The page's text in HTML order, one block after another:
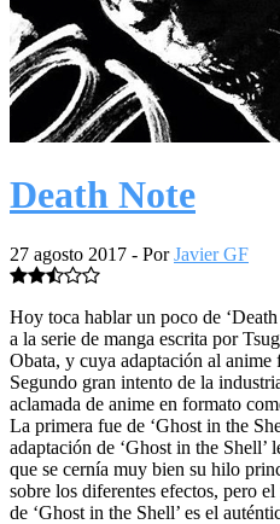
Death Note
27 agosto 2017 - PorJavier GF
Hoy toca hablar un poco de
a la serie de manga escrita por
Obata, y cuya adaptación al
Segundo gran intento de la
aclamada de anime en formato
La primera fue de ‘Ghost in the
adaptación de ‘Ghost in the Shell’
que se cernía muy bien su hilo
sobre los diferentes efectos, pero
de ‘Ghost in the Shell’ es el